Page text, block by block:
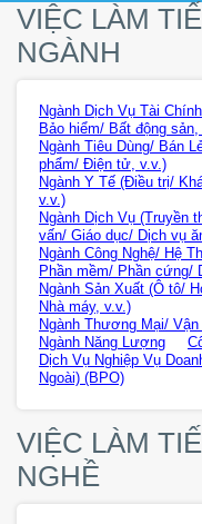
VIỆC LÀM
NGÀNH
Ngành Dịch Vụ Tài
Bảo hiểm/ Bất động sản,
Ngành Tiêu Dùng/ Bán
phẩm/ Điện tử, v.v.)
Ngành Y Tế (Điều trị/
v.v.)
Ngành Dịch Vụ (Truyền
vấn/ Giáo dục/ Dịch vụ
Ngành Công Nghệ/ Hệ
Phần mềm/ Phần cứng/
Ngành Sản Xuất (Ô tô/
Nhà máy, v.v.)
Ngành Thương Mại/
Ngành Năng Lượng
Dịch Vụ Nghiệp Vụ
Ngoài) (BPO)
VIỆC LÀM
NGHỀ